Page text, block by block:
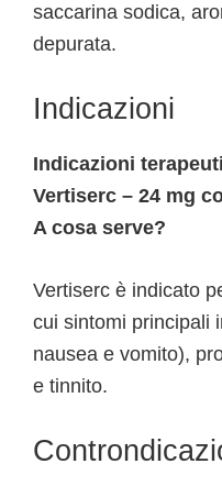
saccarina sodica,
depurata.
Indicazioni
Indicazioni
Vertiserc – 24 mg
A cosa serve?
Vertiserc è indicato
cui sintomi principali
nausea e vomito),
e tinnito.